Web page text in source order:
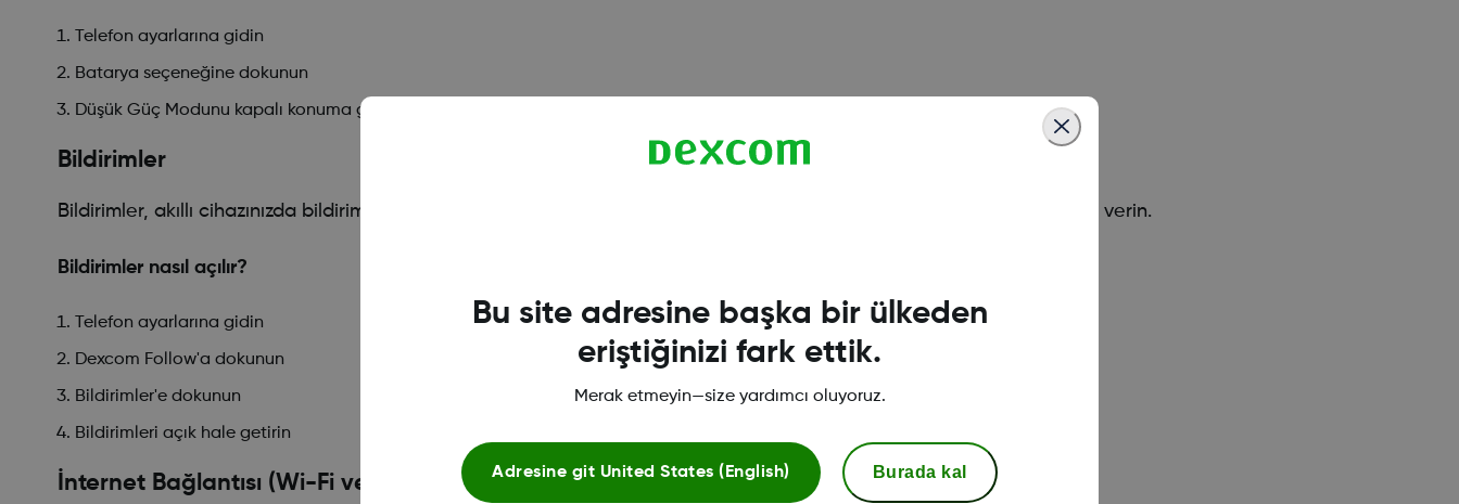
Telefon ayarlarına gidin
Batarya seçeneğine dokunun
Düşük Güç Modunu kapalı konuma getirin
Bildirimler
Bildirimler, akıllı cihazınızda bildirim almanızı sağlar. Dexcom Follow uygulamasının çalışmasına yönelik bildirimlere izin verin.
Bildirimler nasıl açılır?
Telefon ayarlarına gidin
Dexcom Follow'a dokunun
Bildirimler'e dokunun
Bildirimleri açık hale getirin
İnternet Bağlantısı (Wi-Fi veya Hücresel Veri)
Bu site adresine başka bir ülkeden
eriştiğinizi fark ettik.
Merak etmeyin—size yardımcı oluyoruz.
Adresine git United States (English) Burada kal